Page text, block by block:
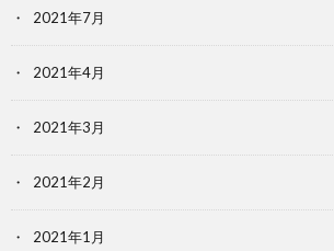
2021年7月
2021年4月
2021年3月
2021年2月
2021年1月